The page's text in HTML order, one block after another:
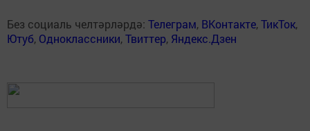
Без социаль челтәрләрдә: Телеграм, ВКонтакте,ТикТок,
Ютуб, Одноклассники,Твиттер, Яндекс.Дзен